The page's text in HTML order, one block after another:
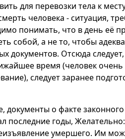
для перевозки тела к
человека - ситуация,
понимать, что в день её
собой, а не то, чтобы
Отсюда следует,
время (человек очень
следует заранее
документы о факте
последние годы,
умершего. Им